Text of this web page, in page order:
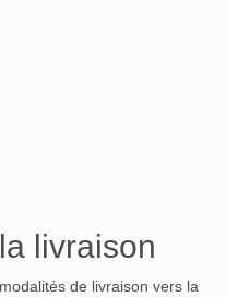
livraison
de livraison vers la